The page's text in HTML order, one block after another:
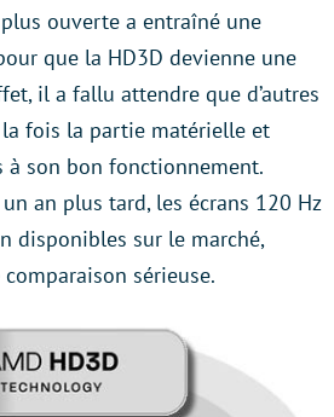
ouverte a entraîné une
que la HD3D devienne une
il a fallu attendre que d’autres
fois la partie matérielle et
à son bon fonctionnement.
an plus tard, les écrans 120 Hz
disponibles sur le marché,
sérieuse.